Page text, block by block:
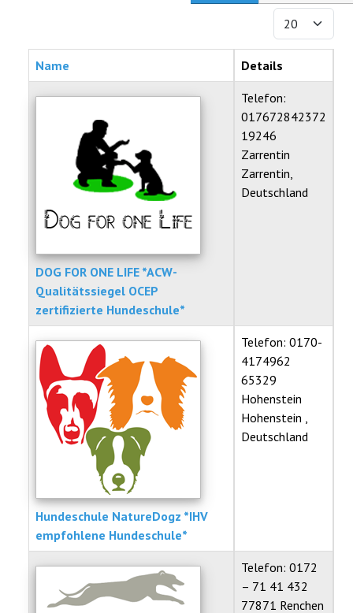
Ratgeber
Anzeige #
Name Details
DOG FOR ONE LIFE *ACW-
Qualitätssiegel OCEP
zertifizierte Hundeschule*
Telefon:
017672842372
19246
Zarrentin
Zarrentin,
Deutschland
Hundeschule NatureDogz *IHV
empfohlene Hundeschule*
Telefon: 0170-
4174962
65329
Hohenstein
Hohenstein ,
Deutschland
Telefon: 0172
– 71 41 432
77871 Renchen